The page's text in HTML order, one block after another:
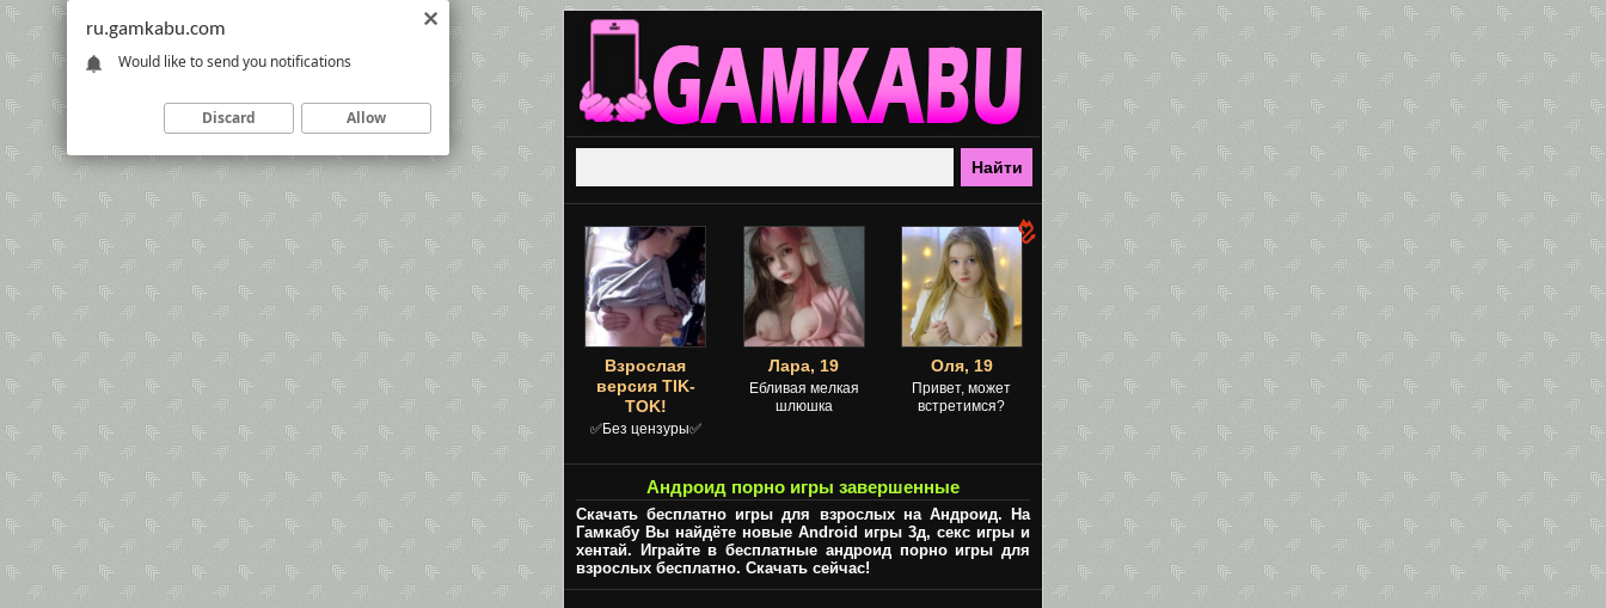
Взрослая
версия TIK-
TOK!
✅Без цензуры✅
Лара, 19
Ебливая мелкая
шлюшка
Оля, 19
Привет, может
встретимся?
Андроид порно игры завершенные
Скачать бесплатно игры для взрослых на Андроид. На
Гамкабу Вы найдёте новые Android игры 3д, секс игры и
хентай. Играйте в бесплатные андроид порно игры для
взрослых бесплатно. Скачать сейчас!
ru.gamkabu.com
Would like to send you notifications
Discard Allow